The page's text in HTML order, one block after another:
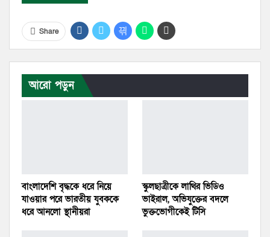
Share
আরো পড়ুন
বাংলাদেশি বৃদ্ধকে ধরে নিয়ে
যাওয়ার পরে ভারতীয় যুবককে
ধরে আনলো স্থানীয়রা
স্কুলছাত্রীকে লাথির ভিডিও
ভাইরাল, অভিযুক্তের বদলে
ভুক্তভোগীকেই টিসি